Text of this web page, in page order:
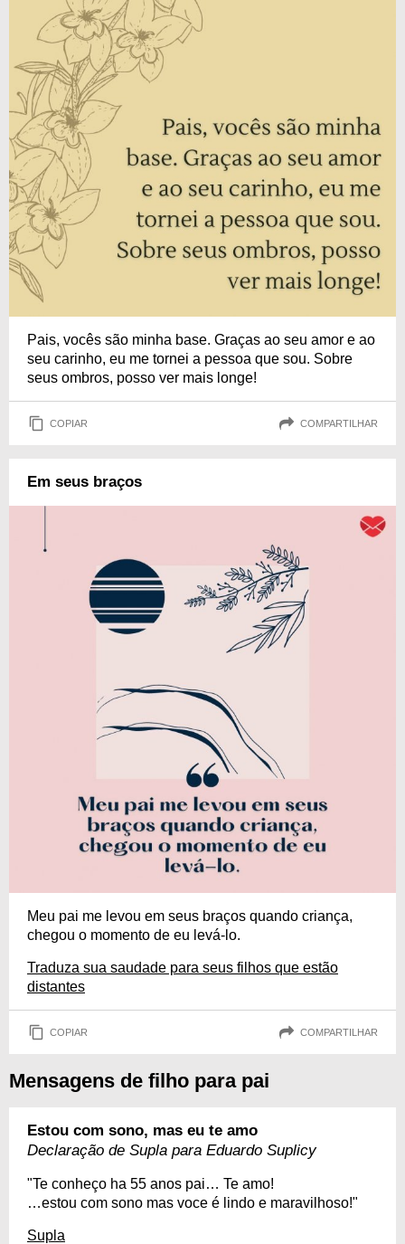
Pais, vocês são minha base. Graças ao seu amor e ao
seu carinho, eu me tornei a pessoa que sou. Sobre
seus ombros, posso ver mais longe!
COPIAR COMPARTILHAR
Em seus braços
Meu pai me levou em seus braços quando criança,
chegou o momento de eu levá-lo.
Traduza sua saudade para seus filhos que estão
distantes
COPIAR COMPARTILHAR
Mensagens de filho para pai
Estou com sono, mas eu te amo
Declaração de Supla para Eduardo Suplicy
"Te conheço ha 55 anos pai… Te amo!
…estou com sono mas voce é lindo e maravilhoso!"
Supla